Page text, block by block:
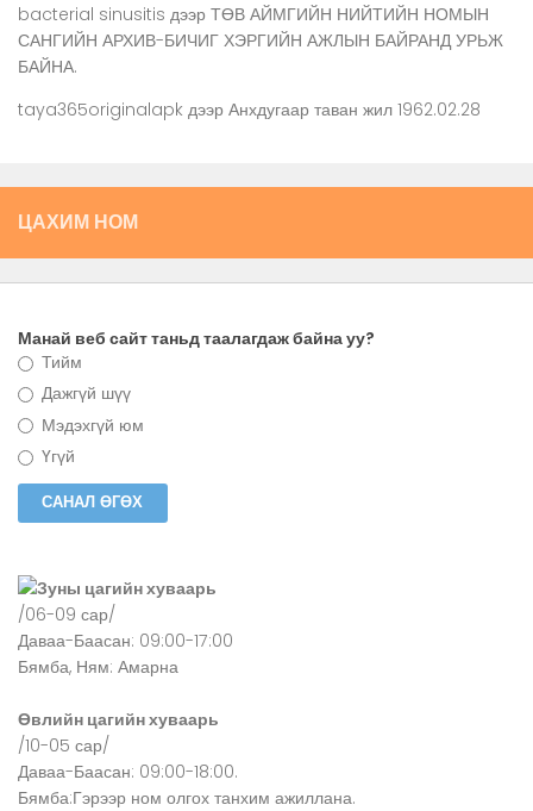
bacterial sinusitis дээр ТӨВ АЙМГИЙН НИЙТИЙН НОМЫН
САНГИЙН АРХИВ-БИЧИГ ХЭРГИЙН АЖЛЫН БАЙРАНД УРЬЖ
БАЙНА.
taya365originalapk дээр Анхдугаар таван жил 1962.02.28
ЦАХИМ НОМ
Манай веб сайт таньд таалагдаж байна уу?
Тийм
Дажгүй шүү
Мэдэхгүй юм
Үгүй
Зуны цагийн хуваарь
/06-09 сар/
Даваа-Баасан: 09:00-17:00
Бямба, Ням: Амарна
Өвлийн цагийн хуваарь
/10-05 сар/
Даваа-Баасан: 09:00-18:00.
Бямба:Гэрээр ном олгох танхим ажиллана.